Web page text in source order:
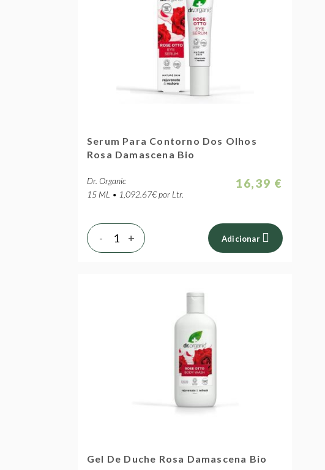
Serum Para Contorno Dos Olhos
Rosa Damascena Bio
Dr. Organic
15 ML • 1,092.67€ por Ltr.
16,39 €
+
- Adicionar
Gel De Duche Rosa Damascena Bio